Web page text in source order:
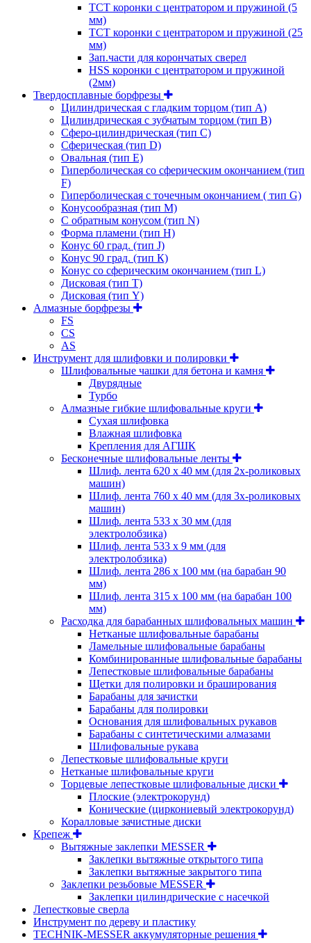
ТСТ коронки с центратором и пружиной (5
мм)
ТСТ коронки с центратором и пружиной (25
мм)
Зап.части для корончатых сверел
HSS коронки с центратором и пружиной
(2мм)
Твердосплавные борфрезы
Цилиндрическая с гладким торцом (тип А)
Цилиндрическая с зубчатым торцом (тип В)
Сферо-цилиндрическая (тип С)
Сферическая (тип D)
Овальная (тип Е)
Гиперболическая со сферическим окончанием (тип
F)
Гиперболическая с точечным окончанием ( тип G)
Конусообразная (тип М)
C обратным конусом (тип N)
Форма пламени (тип H)
Конус 60 град. (тип J)
Конус 90 град. (тип К)
Конус со сферическим окончанием (тип L)
Дисковая (тип Т)
Дисковая (тип Y)
Алмазные борфрезы
FS
CS
AS
Инструмент для шлифовки и полировки
Шлифовальные чашки для бетона и камня
Двурядные
Турбо
Алмазные гибкие шлифовальные круги
Cухая шлифовка
Влажная шлифовка
Крепления для АГШК
Бесконечные шлифовальные ленты
Шлиф. лента 620 х 40 мм (для 2х-роликовых
машин)
Шлиф. лента 760 х 40 мм (для 3х-роликовых
машин)
Шлиф. лента 533 х 30 мм (для
электролобзика)
Шлиф. лента 533 х 9 мм (для
электролобзика)
Шлиф. лента 286 х 100 мм (на барабан 90
мм)
Шлиф. лента 315 х 100 мм (на барабан 100
мм)
Расходка для барабанных шлифовальных машин
Нетканые шлифовальные барабаны
Ламельные шлифовальные барабаны
Комбинированные шлифовальные барабаны
Лепестковые шлифовальные барабаны
Щетки для полировки и браширования
Барабаны для зачистки
Барабаны для полировки
Основания для шлифовальных рукавов
Барабаны с синтетическими алмазами
Шлифовальные рукава
Лепестковые шлифовальные круги
Нетканые шлифовальные круги
Торцевые лепестковые шлифовальные диски
Плоские (электрокорунд)
Конические (циркониевый электрокорунд)
Коралловые зачистные диски
Крепеж
Вытяжные заклепки MESSER
Заклепки вытяжные открытого типа
Заклепки вытяжные закрытого типа
Заклепки резьбовые MESSER
Заклепки цилиндрические с насечкой
Лепестковые сверла
Инструмент по дереву и пластику
TECHNIK-MESSER аккумуляторные решения